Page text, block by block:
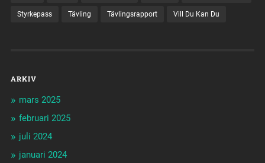
Styrkepass Tävling Tävlingsrapport Vill Du Kan Du
ARKIV
mars 2025
februari 2025
juli 2024
januari 2024